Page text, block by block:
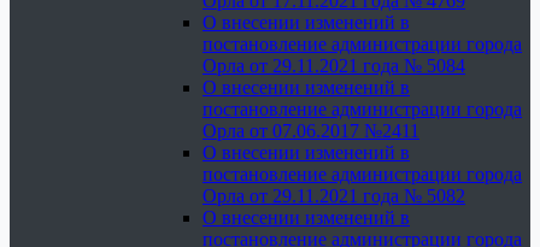
О внесении изменений в
постановление администрации города
Орла от 29.11.2021 года № 5084
О внесении изменений в
постановление администрации города
Орла от 07.06.2017 №2411
О внесении изменений в
постановление администрации города
Орла от 29.11.2021 года № 5082
О внесении изменений в
постановление администрации города